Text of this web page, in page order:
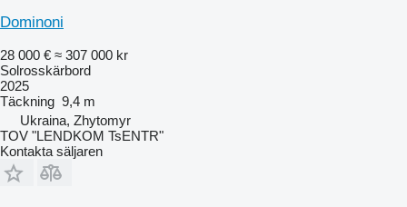
Dominoni
28 000 € ≈ 307 000 kr
Solrosskärbord
2025
Täckning 9,4 m
Ukraina, Zhytomyr
TOV "LENDKOM TsENTR"
Kontakta säljaren